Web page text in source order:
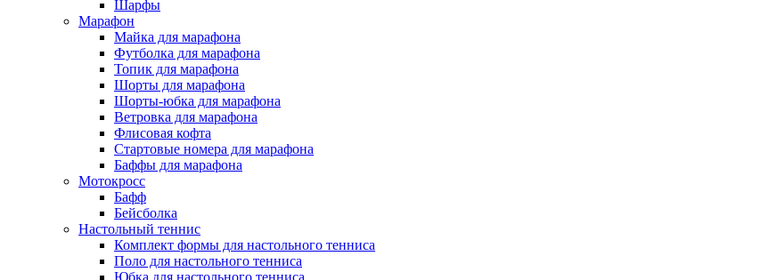
Шарфы
Марафон
Майка для марафона
Футболка для марафона
Топик для марафона
Шорты для марафона
Шорты-юбка для марафона
Ветровка для марафона
Флисовая кофта
Стартовые номера для марафона
Баффы для марафона
Мотокросс
Бафф
Бейсболка
Настольный теннис
Комплект формы для настольного тенниса
Поло для настольного тенниса
Юбка для настольного тенниса